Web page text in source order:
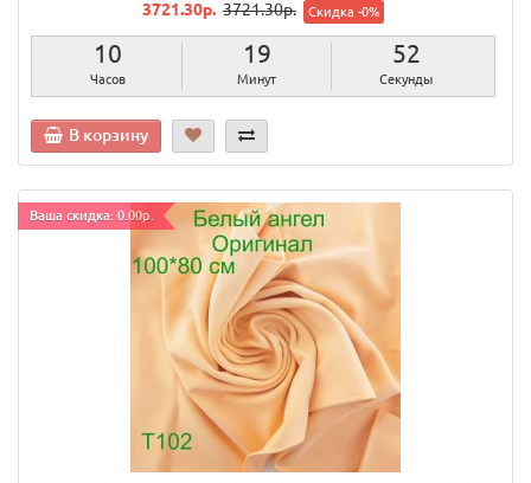
3721.30р. 3721.30р. Скидка -0%
10
Часов
19
Минут
51
Секунда
В корзину
Ваша скидка: 0.00р.